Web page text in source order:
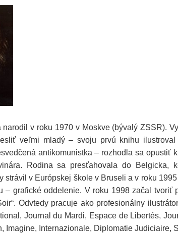
v roku 1970 v Moskve (bývalý ZSSR).
veľmi mladý – svoju prvú knihu
antikomunistka – rozhodla sa opustiť
Rodina sa presťahovala do Belgicka,
strávil v Európskej škole v Bruseli a v roku 1995
– grafické oddelenie. V roku 1998 začal tvoriť
Odvtedy pracuje ako profesionálny
Journal du Mardi, Espace de Libertés,
Imagine, Internazionale, Diplomatie Judiciaire,